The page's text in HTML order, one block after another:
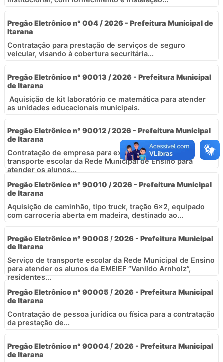
Pregão Eletrônico n° 004 / 2026 - Prefeitura Municipal de
Itarana
Contratação para prestação de serviços de seguro
veicular, visando à cobertura securitária...
Pregão Eletrônico n° 90013 / 2026 - Prefeitura Municipal
de Itarana
Aquisição de kit laboratório de matemática para atender
as unidades educacionais municipais.
Pregão Eletrônico n° 90012 / 2026 - Prefeitura Municipal
de Itarana
Contratação de empresa para executar serviço de
transporte escolar da Rede Municipal de Ensino para
atender os alunos...
Pregão Eletrônico n° 90010 / 2026 - Prefeitura Municipal
de Itarana
Aquisição de caminhão, tipo truck, tração 6x2, equipado
com carroceria aberta em madeira, destinado ao...
Pregão Eletrônico n° 90008 / 2026 - Prefeitura Municipal
de Itarana
Serviço de transporte escolar da Rede Municipal de Ensino
para atender os alunos da EMEIEF “Vanildo Arnholz”,
residentes...
Pregão Eletrônico n° 90005 / 2026 - Prefeitura Municipal
de Itarana
Contratação de pessoa jurídica ou física para a contratação
da prestação de...
Pregão Eletrônico n° 90004 / 2026 - Prefeitura Municipal
de Itarana